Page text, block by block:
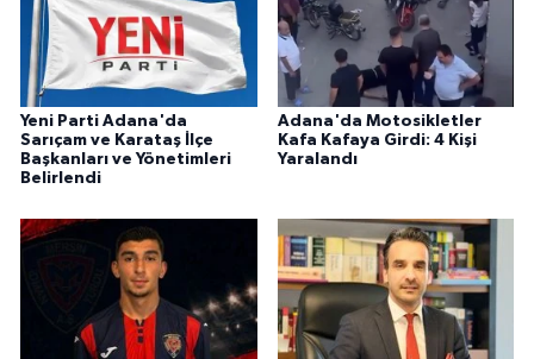
Yeni Parti Adana'da
Sarıçam ve Karataş İlçe
Başkanları ve Yönetimleri
Belirlendi
Adana'da Motosikletler
Kafa Kafaya Girdi: 4 Kişi
Yaralandı